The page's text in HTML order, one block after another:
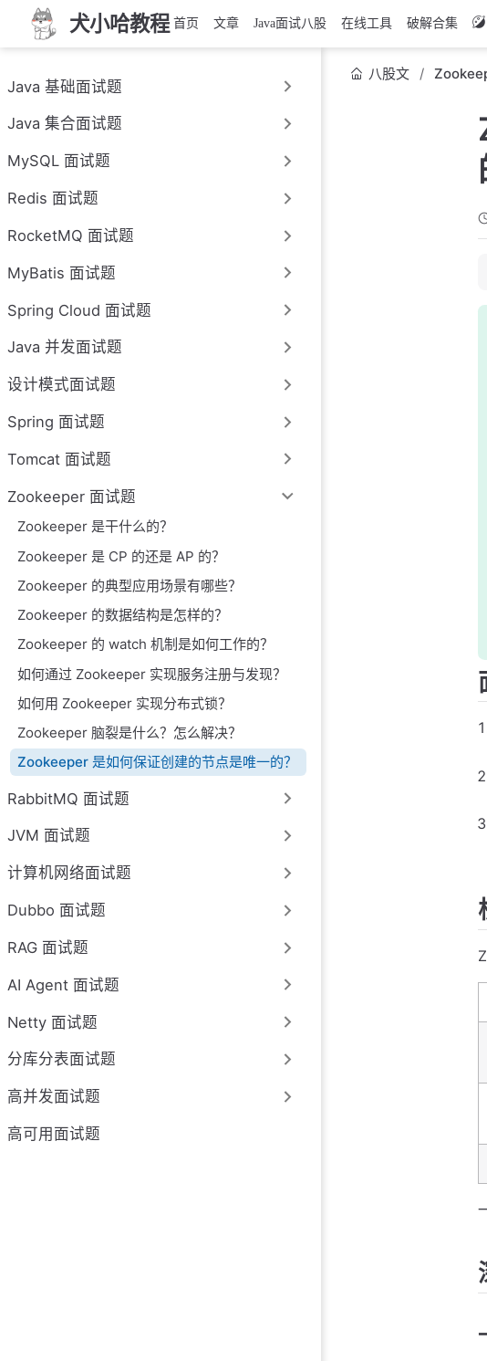
犬小哈教程 首页 文章 Java面试八股 在线工具 破解合集
Java 基础面试题
Java 集合面试题
MySQL 面试题
Redis 面试题
RocketMQ 面试题
MyBatis 面试题
Spring Cloud 面试题
Java 并发面试题
设计模式面试题
Spring 面试题
Tomcat 面试题
Zookeeper 面试题
Zookeeper 是干什么的？
Zookeeper 是 CP 的还是 AP 的？
Zookeeper 的典型应用场景有哪些？
Zookeeper 的数据结构是怎样的？
Zookeeper 的 watch 机制是如何工作的？
如何通过 Zookeeper 实现服务注册与发现？
如何用 Zookeeper 实现分布式锁？
Zookeeper 脑裂是什么？怎么解决？
Zookeeper 是如何保证创建的节点是唯一的？
RabbitMQ 面试题
JVM 面试题
计算机网络面试题
Dubbo 面试题
RAG 面试题
AI Agent 面试题
Netty 面试题
分库分表面试题
高并发面试题
高可用面试题
八股文